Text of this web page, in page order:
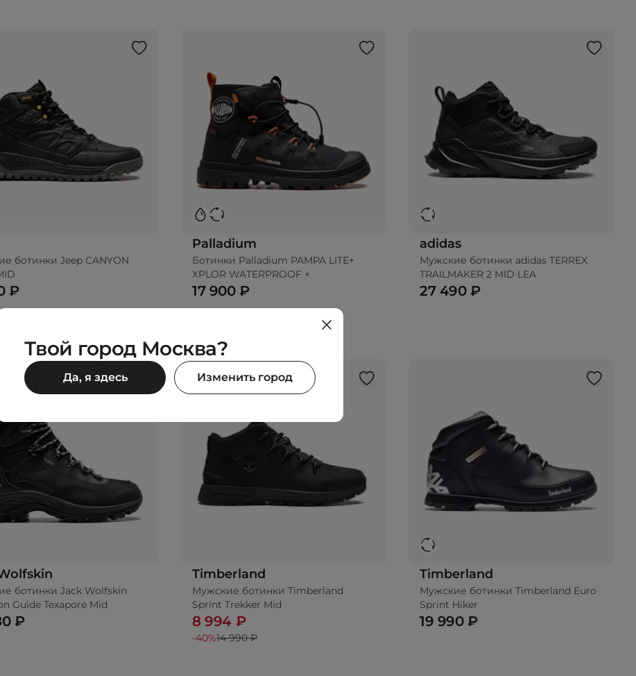
ботинки Jeep CANYON
₽
Palladium
Ботинки Palladium PAMPA LITE+
XPLOR WATERPROOF +
17 900 ₽
adidas
Мужские ботинки adidas TERREX
TRAILMAKER 2 MID LEA
27 490 ₽
ботинки Jack Wolfskin
Guide Texapore Mid
₽
Timberland
Мужские ботинки Timberland
Sprint Trekker Mid
8 994 ₽
-40%14 990 ₽
Timberland
Мужские ботинки Timberland Euro
Sprint Hiker
19 990 ₽
Твой город Москва?
Да, я здесь Изменить город